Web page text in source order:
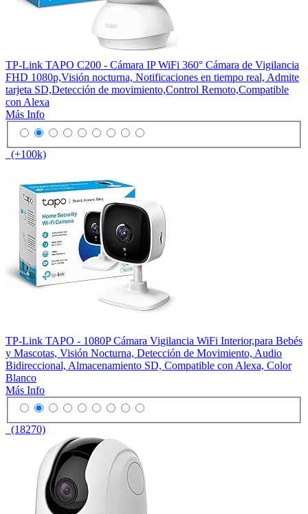
TP-Link TAPO C200 - Cámara IP WiFi 360° Cámara de Vigilancia
FHD 1080p,Visión nocturna, Notificaciones en tiempo real, Admite
tarjeta SD,Detección de movimiento,Control Remoto,Compatible
con Alexa
Más Info
(+100k)
TP-Link TAPO - 1080P Cámara Vigilancia WiFi Interior,para Bebés
y Mascotas, Visión Nocturna, Detección de Movimiento, Audio
Bidireccional, Almacenamiento SD, Compatible con Alexa, Color
Blanco
Más Info
(18270)